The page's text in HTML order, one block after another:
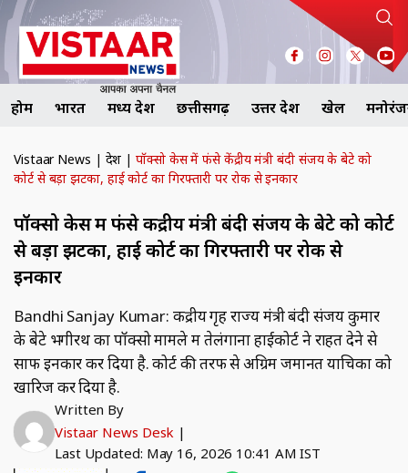
होम भारत मध्य प्रदेश छत्तीसगढ़ उत्तर प्रदेश खेल
Vistaar News | देश | पॉक्सो केस में फंसे केंद्रीय मंत्री बंदी संजय के बेटे को
कोर्ट से बड़ा झटका, हाई कोर्ट का गिरफ्तारी पर रोक से इनकार
पॉक्सो केस में फंसे केंद्रीय मंत्री बंदी संजय के बेटे को कोर्ट
से बड़ा झटका, हाई कोर्ट का गिरफ्तारी पर रोक से
इनकार
Bandhi Sanjay Kumar: केंद्रीय गृह राज्य मंत्री बंदी संजय कुमार
के बेटे भगीरथ का पॉक्सो मामले में तेलंगाना हाईकोर्ट ने राहत देने से
साफ इनकार कर द‍िया है. कोर्ट की तरफ से अग्र‍िम जमानत याच‍िका को
खार‍िज कर द‍िया है.
Written By
Vistaar News Desk |
Last Updated: May 16, 2026 10:41 AM IST